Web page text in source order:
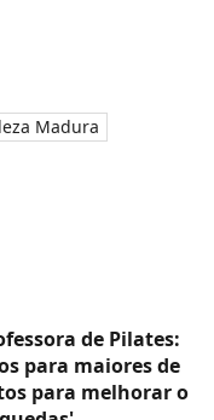
Madura
de Pilates:
para maiores de
para melhorar o